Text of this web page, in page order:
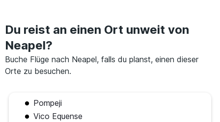
Du reist an einen Ort unweit von
Neapel?
Buche Flüge nach Neapel, falls du planst, einen dieser
Orte zu besuchen.
Pompeji
Vico Equense